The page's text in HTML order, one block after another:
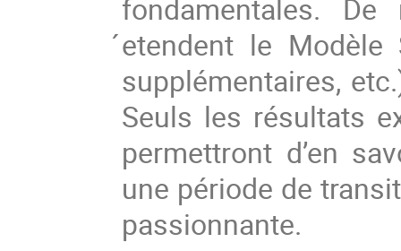
fondamentales.
́etendent le Modèle
supplémentaires,
Seuls les résultats
permettront d’en
une période de
passionnante.